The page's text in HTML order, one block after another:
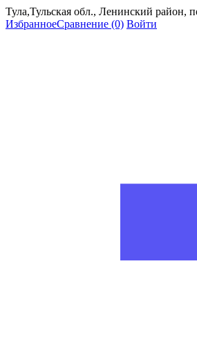
Тула,Тульская обл., Ленинский район,
ИзбранноеСравнение (0) Войти